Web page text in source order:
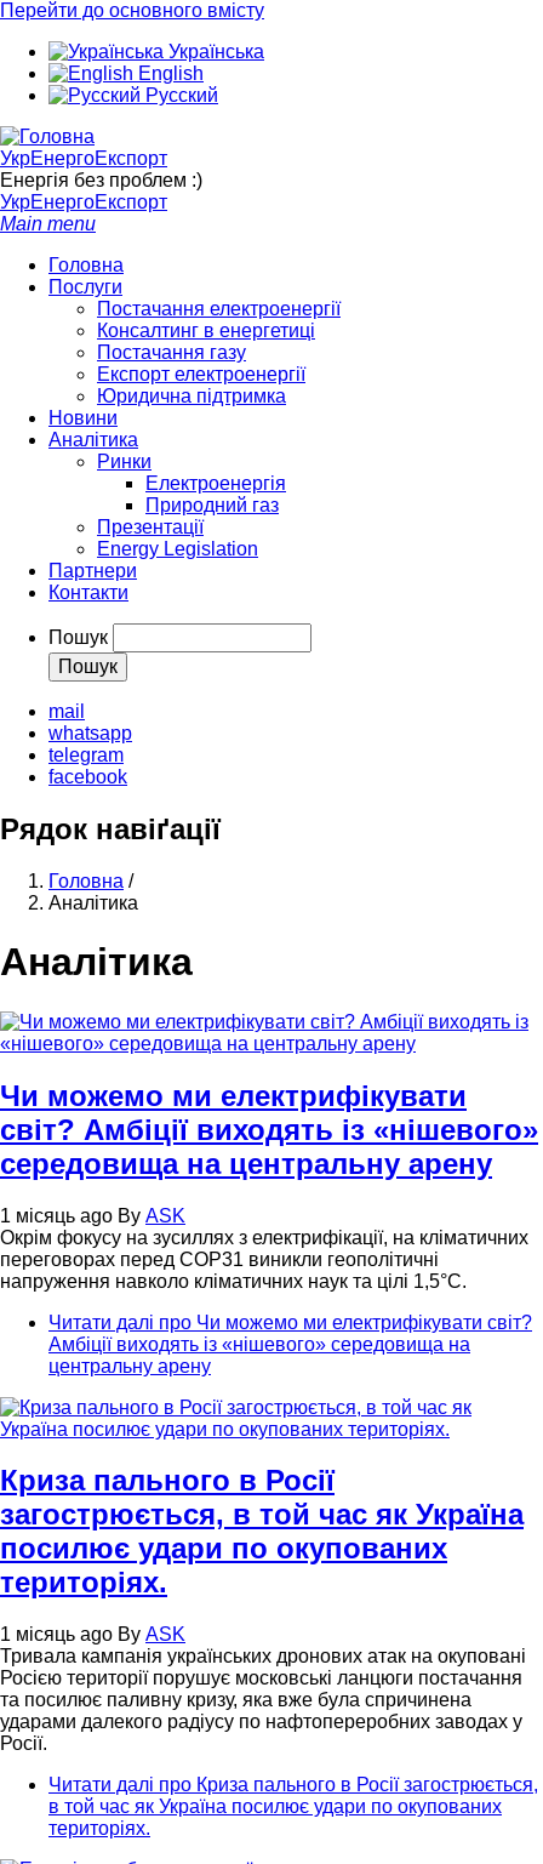
Перейти до основного вмісту
Українська
English
Русский
УкрЕнергоЕкспорт
Енергія без проблем :)
УкрЕнергоЕкспорт
Main menu
Головна
Послуги
Постачання електроенергії
Консалтинг в енергетиці
Постачання газу
Експорт електроенергії
Юридична підтримка
Новини
Аналітика
Ринки
Електроенергія
Природний газ
Презентації
Energy Legislation
Партнери
Контакти
Пошук
mail
whatsapp
telegram
facebook
Рядок навіґації
Головна /
Аналітика
Аналітика
Чи можемо ми електрифікувати
світ? Амбіції виходять із «нішевого»
середовища на центральну арену
1 місяць ago By ASK
Окрім фокусу на зусиллях з електрифікації, на кліматичних
переговорах перед COP31 виникли геополітичні
напруження навколо кліматичних наук та цілі 1,5°C.
Читати далі про Чи можемо ми електрифікувати світ?
Амбіції виходять із «нішевого» середовища на
центральну арену
Криза пального в Росії
загострюється, в той час як Україна
посилює удари по окупованих
територіях.
1 місяць ago By ASK
Тривала кампанія українських дронових атак на окуповані
Росією території порушує московські ланцюги постачання
та посилює паливну кризу, яка вже була спричинена
ударами далекого радіусу по нафтопереробних заводах у
Росії.
Читати далі про Криза пального в Росії загострюється,
в той час як Україна посилює удари по окупованих
територіях.